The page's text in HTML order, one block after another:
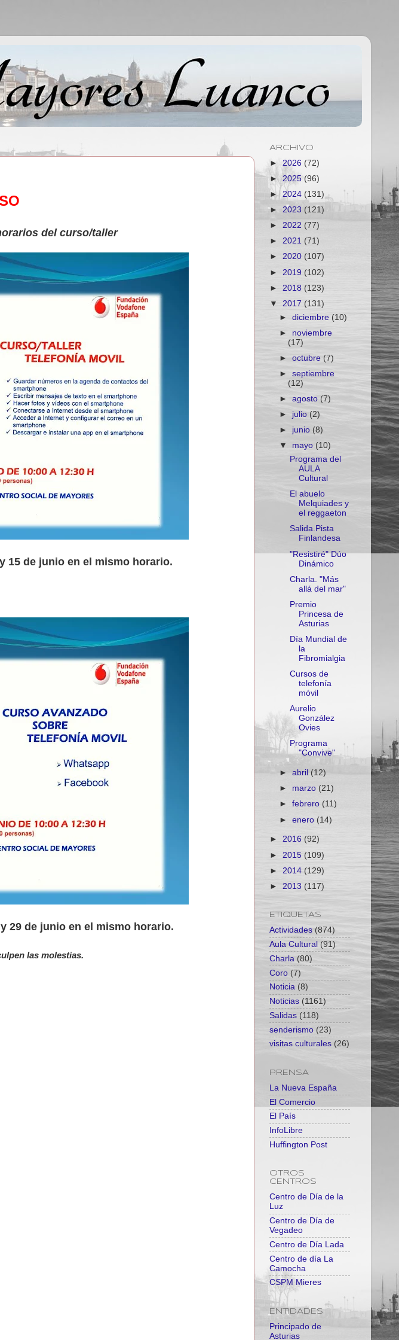
del curso/taller
15 de junio en el mismo horario.
29 de junio en el mismo horario.
las molestias.
ARCHIVO
► 2026 (72)
► 2025 (96)
► 2024 (131)
► 2023 (121)
► 2022 (77)
► 2021 (71)
► 2020 (107)
► 2019 (102)
► 2018 (123)
▼ 2017 (131)
►diciembre (10)
► noviembre
(17)
►octubre (7)
►septiembre
(12)
►agosto (7)
► julio(2)
► junio (8)
▼ mayo (10)
Programa del
AULA
Cultural
El abuelo
Melquiades y
el reggaeton
Salida.Pista
Finlandesa
"Resistiré" Dúo
Dinámico
Charla. "Más
allá del mar"
Premio
Princesa de
Asturias
Día Mundial de
la
Fibromialgia
Cursos de
telefonía
móvil
Aurelio
González
Ovies
Programa
"Convive"
►abril (12)
► marzo (21)
►febrero (11)
►enero (14)
► 2016 (92)
► 2015 (109)
► 2014 (129)
► 2013 (117)
ETIQUETAS
Actividades (874)
Aula Cultural (91)
Charla (80)
Coro (7)
Noticia (8)
Noticias (1161)
Salidas (118)
senderismo (23)
visitas culturales (26)
PRENSA
La Nueva España
El Comercio
El País
InfoLibre
Huffington Post
OTROS
CENTROS
Centro de Día de la
Luz
Centro de Día de
Vegadeo
Centro de Día Lada
Centro de día La
Camocha
CSPM Mieres
ENTIDADES
Principado de
Asturias